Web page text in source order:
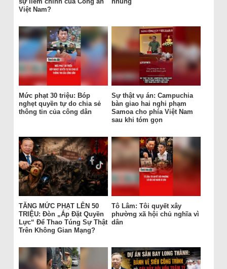
Việt Nam?
Mức phạt 30 triệu: Bóp
nghẹt quyền tự do chia sẻ
thông tin của công dân
Sự thật vụ án: Campuchia
bàn giao hai nghi phạm
Samoa cho phía Việt Nam
sau khi tóm gọn
TĂNG MỨC PHẠT LÊN 50
TRIỆU: Đòn „Áp Đặt Quyền
Lực“ Để Thao Túng Sự Thật
Trên Không Gian Mạng?
Tô Lâm: Tôi quyết xây
phường xã hội chủ nghĩa vì
dân